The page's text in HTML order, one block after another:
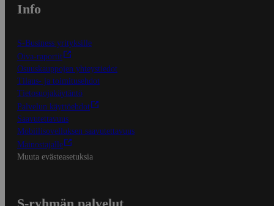
Info
S-Business yrityksille
Oiva-raportit
Osuuskauppojen yhteystiedot
Tilaus- ja toimitusehdot
Tietosuojakäytäntö
Palvelun käyttöehdot
Saavutettavuus
Mobiilisovelluksen saavutettavuus
Mainostajalle
Muuta evästeasetuksia